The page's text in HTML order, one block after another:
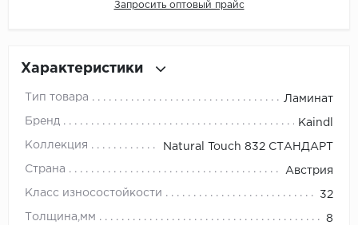
Next Step
Novafloor
Запросить оптовый прайс
Характеристики
Тип товара Ламинат
Бренд Kaindl
Коллекция Natural Touch 832 СТАНДАРТ
Страна Австрия
Класс износостойкости 32
Толщина,мм 8